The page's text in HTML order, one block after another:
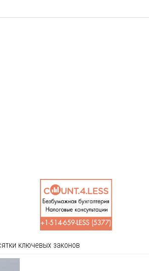
ключевых законов